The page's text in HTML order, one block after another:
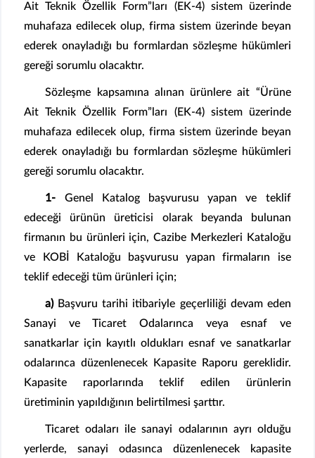
Ait Teknik Özellik Form”ları (EK-4) sistem üzerinde
muhafaza edilecek olup, firma sistem üzerinde beyan
ederek onayladığı bu formlardan sözleşme hükümleri
gereği sorumlu olacaktır.
Sözleşme kapsamına alınan ürünlere ait “Ürüne
Ait Teknik Özellik Form”ları (EK-4) sistem üzerinde
muhafaza edilecek olup, firma sistem üzerinde beyan
ederek onayladığı bu formlardan sözleşme hükümleri
gereği sorumlu olacaktır.
1- Genel Katalog başvurusu yapan ve teklif
edeceği ürünün üreticisi olarak beyanda bulunan
firmanın bu ürünleri için, Cazibe Merkezleri Kataloğu
ve KOBİ Kataloğu başvurusu yapan firmaların ise
teklif edeceği tüm ürünleri için;
a) Başvuru tarihi itibariyle geçerliliği devam eden
Sanayi ve Ticaret Odalarınca veya esnaf ve
sanatkarlar için kayıtlı oldukları esnaf ve sanatkarlar
odalarınca düzenlenecek Kapasite Raporu gereklidir.
Kapasite raporlarında teklif edilen ürünlerin
üretiminin yapıldığının belirtilmesi şarttır.
Ticaret odaları ile sanayi odalarının ayrı olduğu
yerlerde, sanayi odasınca düzenlenecek kapasite